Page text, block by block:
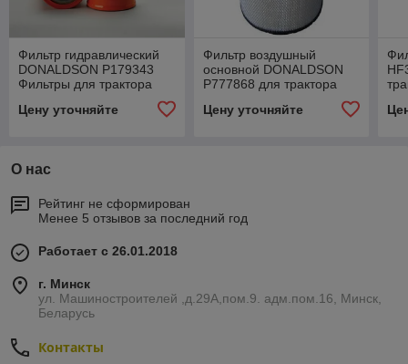
Фильтр гидравлический
DONALDSON P179343
Фильтры для трактора
(DEUTZ BF06M 1013FC)
Цену уточняйте
Фильтр воздушный
основной DONALDSON
P777868 для трактора
(DEUTZ BF06M 1013FC)
Цену уточняйте
О нас
Рейтинг не сформирован
Менее 5 отзывов за последний год
Работает с 26.01.2018
г. Минск
ул. Машиностроителей ,д.29А,пом.9. адм.пом.16, Минск,
Беларусь
Контакты